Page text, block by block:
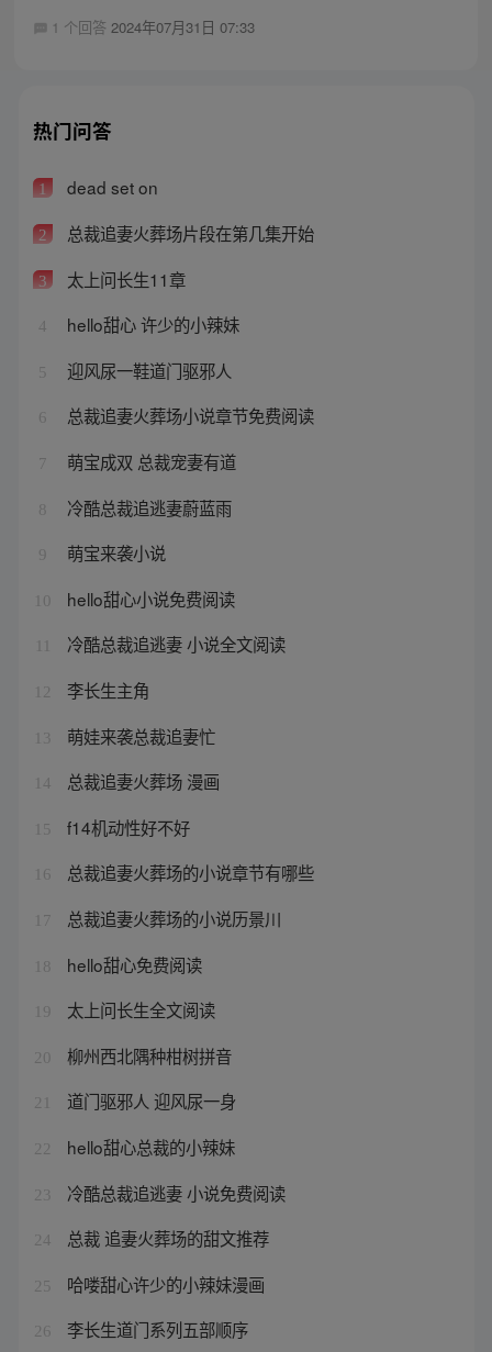
1 个回答 2024年07月31日 07:33
热门问答
1 dead set on
2 总裁追妻火葬场片段在第几集开始
3 太上问长生11章
4 hello甜心 许少的小辣妹
5 迎风尿一鞋道门驱邪人
6 总裁追妻火葬场小说章节免费阅读
7 萌宝成双 总裁宠妻有道
8 冷酷总裁追逃妻蔚蓝雨
9 萌宝来袭小说
10 hello甜心小说免费阅读
冷酷总裁追逃妻 小说全文阅读
12 李长生主角
13 萌娃来袭总裁追妻忙
14 总裁追妻火葬场 漫画
15 f14机动性好不好
16 总裁追妻火葬场的小说章节有哪些
17 总裁追妻火葬场的小说历景川
18 hello甜心免费阅读
19 太上问长生全文阅读
20 柳州西北隅种柑树拼音
21 道门驱邪人 迎风尿一身
22 hello甜心总裁的小辣妹
23 冷酷总裁追逃妻 小说免费阅读
24 总裁 追妻火葬场的甜文推荐
25 哈喽甜心许少的小辣妹漫画
26 李长生道门系列五部顺序